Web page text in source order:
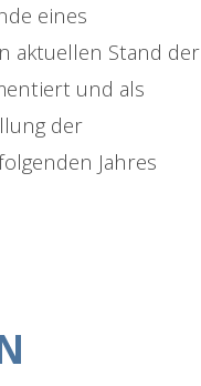
eines
aktuellen Stand der
und als
der
Jahres